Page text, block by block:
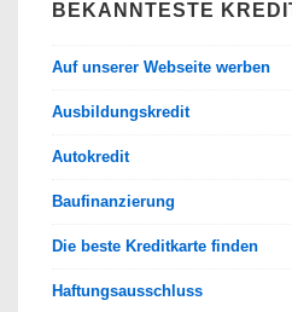
BEKANNTESTE
Auf unserer Webseite werben
Ausbildungskredit
Autokredit
Baufinanzierung
Die beste Kreditkarte finden
Haftungsausschluss